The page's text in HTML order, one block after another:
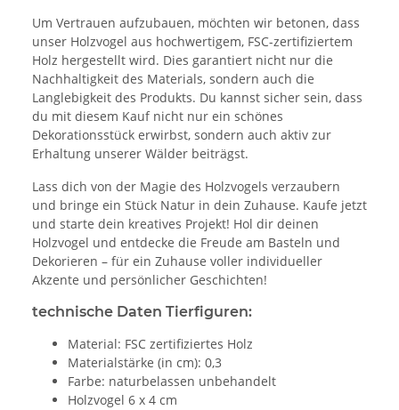
Um Vertrauen aufzubauen, möchten wir betonen, dass
unser Holzvogel aus hochwertigem, FSC-zertifiziertem
Holz hergestellt wird. Dies garantiert nicht nur die
Nachhaltigkeit des Materials, sondern auch die
Langlebigkeit des Produkts. Du kannst sicher sein, dass
du mit diesem Kauf nicht nur ein schönes
Dekorationsstück erwirbst, sondern auch aktiv zur
Erhaltung unserer Wälder beiträgst.
Lass dich von der Magie des Holzvogels verzaubern
und bringe ein Stück Natur in dein Zuhause. Kaufe jetzt
und starte dein kreatives Projekt! Hol dir deinen
Holzvogel und entdecke die Freude am Basteln und
Dekorieren – für ein Zuhause voller individueller
Akzente und persönlicher Geschichten!
technische Daten Tierfiguren:
Material: FSC zertifiziertes Holz
Materialstärke (in cm): 0,3
Farbe: naturbelassen unbehandelt
Holzvogel 6 x 4 cm